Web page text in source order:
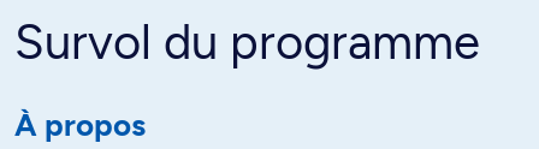
Survol du programme
À propos